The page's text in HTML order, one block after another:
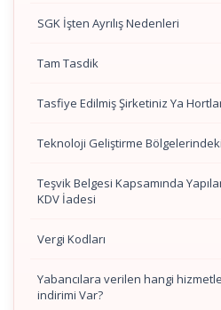
SGK İşten Ayrılış Nedenleri
Tam Tasdik
Tasfiye Edilmiş Şirketiniz Ya
Teknoloji Geliştirme
Teşvik Belgesi Kapsamında
KDV İadesi
Vergi Kodları
Yabancılara verilen hangi
indirimi Var?